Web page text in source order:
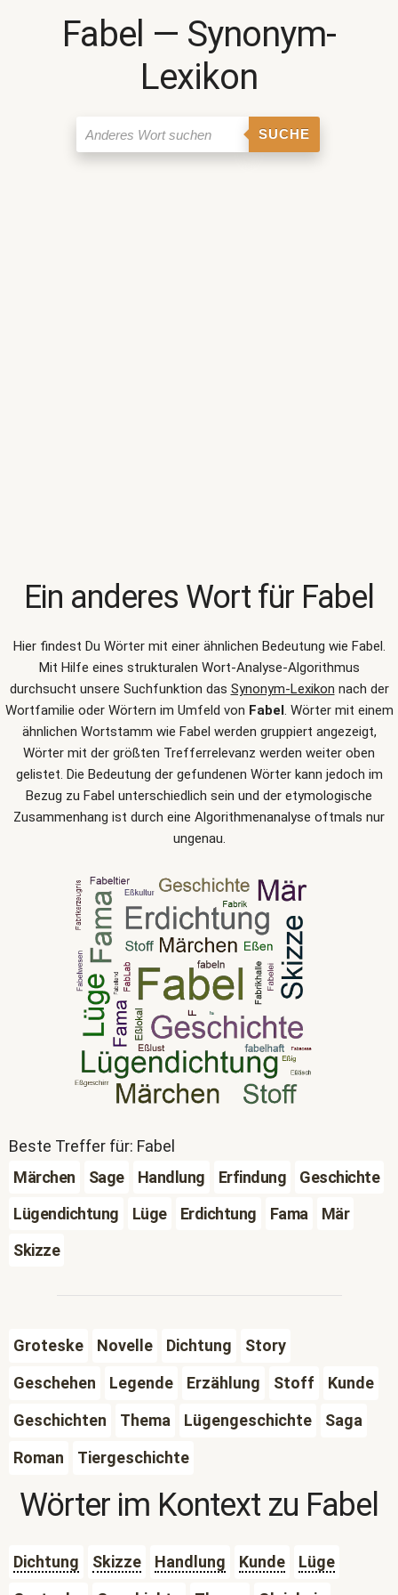
Fabel ― Synonym-
Lexikon
SUCHE
Ein anderes Wort für Fabel
Hier findest Du Wörter mit einer ähnlichen Bedeutung wie Fabel.
Mit Hilfe eines strukturalen Wort-Analyse-Algorithmus
durchsucht unsere Suchfunktion das Synonym-Lexikon nach der
Wortfamilie oder Wörtern im Umfeld von Fabel. Wörter mit einem
ähnlichen Wortstamm wie Fabel werden gruppiert angezeigt,
Wörter mit der größten Trefferrelevanz werden weiter oben
gelistet. Die Bedeutung der gefundenen Wörter kann jedoch im
Bezug zu Fabel unterschiedlich sein und der etymologische
Zusammenhang ist durch eine Algorithmenanalyse oftmals nur
ungenau.
Beste Treffer für: Fabel
Märchen
Sage Handlung Erfindung
Geschichte
Lügendichtung
Lüge Erdichtung Fama
Mär
Skizze
Groteske Novelle Dichtung
Story
Geschehen
Legende Erzählung Stoff
Kunde
Geschichten
Thema Lügengeschichte
Saga
Roman
Tiergeschichte
Wörter im Kontext zu Fabel
Dichtung Skizze Handlung Kunde
Lüge